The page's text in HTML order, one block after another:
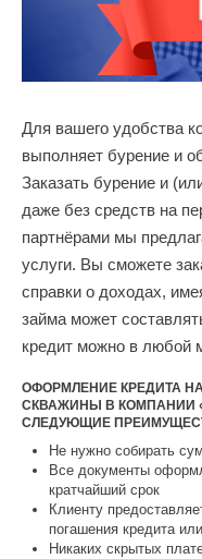
Для вашего удобства
выполняет бурение и
Заказать бурение и
даже без средств на
партнёрами мы
услуги. Вы сможете
справки о доходах,
займа может
кредит можно в любой
ОФОРМЛЕНИЕ КРЕДИТА
СКВАЖИНЫ В КОМПАНИИ
СЛЕДУЮЩИЕ
Не нужно собирать
Все документы
кратчайший срок
Клиенту
погашения кредита
Никаких скрытых